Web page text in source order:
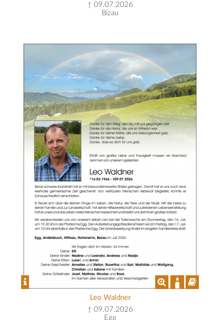
† 09.07.2026
Bizau
Leo Waldner
† 09.07.2026
Egg